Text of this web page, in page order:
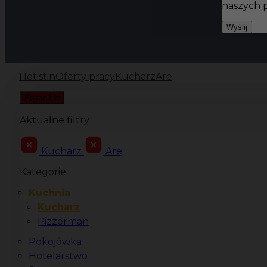
HotistinOferty pracy KucharzAre
Pokaż filtr
Aktualne filtry
Kucharz
Are
Kategorie
Kuchnia
Kucharz
Pizzerman
Pokojówka
Hotelarstwo
naszych
Wyślij